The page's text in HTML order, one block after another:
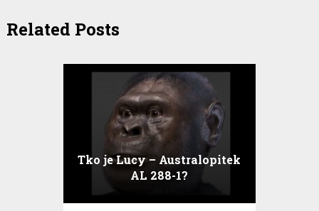
Related Posts
Tko je Lucy – Australopitek
AL 288-1?